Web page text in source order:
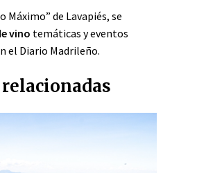
Máximo” de Lavapiés, se
vino temáticas y eventos
el Diario Madrileño.